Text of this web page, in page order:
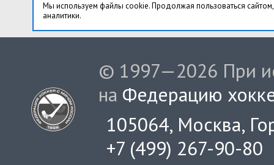
Мы используем файлы cookie. Продолжая пользоваться
аналитики.
© 1997—2026 При
на Федерацию
105064, Москва,
+7 (499) 267-90-80